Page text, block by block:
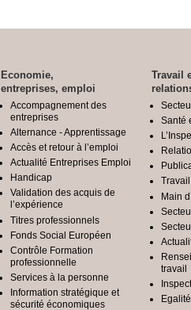
Economie,
entreprises, emploi
Accompagnement des
entreprises
Alternance - Apprentissage
Accès et retour à l’emploi
Actualité Entreprises Emploi
Handicap
Validation des acquis de
l’expérience
Titres professionnels
Fonds Social Européen
Contrôle Formation
professionnelle
Services à la personne
Information stratégique et
sécurité économiques
Travail
Santé
Main
travail